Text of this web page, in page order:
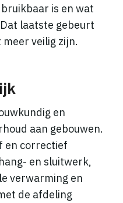
is en wat
laatste gebeurt
veilig zijn.
en
aan gebouwen.
en correctief
en sluitwerk,
verwarming en
de afdeling